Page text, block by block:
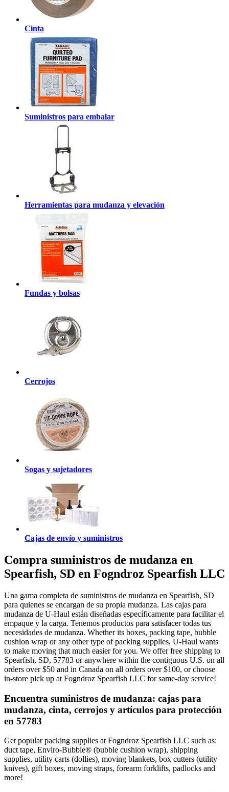
Cinta
Suministros para embalar
Herramientas para mudanza y elevación
Fundas y bolsas
Cerrojos
Sogas y sujetadores
Cajas de envío y suministros
Compra suministros de mudanza en
Spearfish, SD en Fogndroz Spearfish LLC
Una gama completa de suministros de mudanza en Spearfish, SD
para quienes se encargan de su propia mudanza. Las cajas para
mudanza de U-Haul están diseñadas específicamente para facilitar el
empaque y la carga. Tenemos productos para satisfacer todas tus
necesidades de mudanza. Whether its boxes, packing tape, bubble
cushion wrap or any other type of packing supplies, U-Haul wants
to make moving that much easier for you. We offer free shipping to
Spearfish, SD, 57783 or anywhere within the contiguous U.S. on all
orders over $50 and in Canada on all orders over $100, or choose
in-store pick up at Fogndroz Spearfish LLC for same-day service!
Encuentra suministros de mudanza: cajas para
mudanza, cinta, cerrojos y artículos para protección
en 57783
Get popular packing supplies at Fogndroz Spearfish LLC such as:
duct tape, Enviro-Bubble® (bubble cushion wrap), shipping
supplies, utility carts (dollies), moving blankets, box cutters (utility
knives), gift boxes, moving straps, forearm forklifts, padlocks and
more!